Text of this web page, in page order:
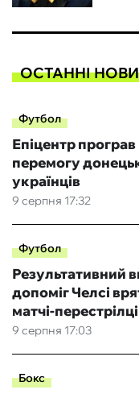
ОСТАННІ
Футбол
9 серпня 17:32
Епіцентр
перемогу
українців
Футбол
9 серпня 17:03
Результативний
допоміг Челсі
матчі-перестрілці
Бокс